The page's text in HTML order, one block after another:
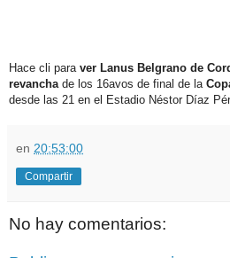
Hace cli para ver Lanus Belgrano de
revancha de los 16avos de final de la
desde las 21 en el Estadio Néstor Díaz
en 20:53:00
Compartir
No hay comentarios: